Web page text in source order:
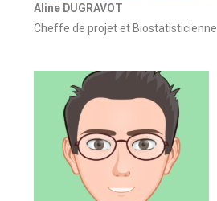
Aline DUGRAVOT
Cheffe de projet et Biostatisticienne